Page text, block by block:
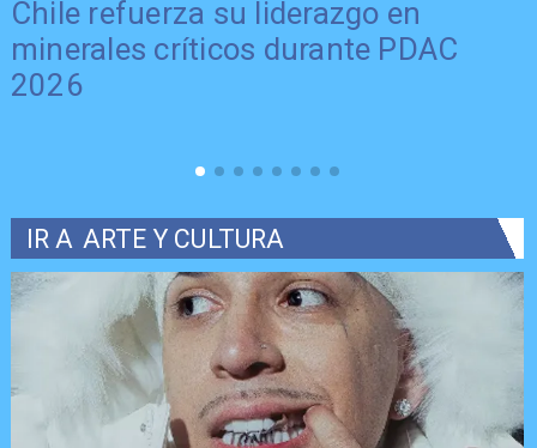
Chile refuerza su liderazgo en
minerales críticos durante PDAC
2026
IR A ARTE Y CULTURA